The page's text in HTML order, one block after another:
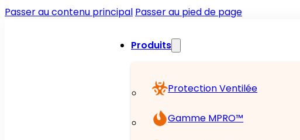
Passer au contenu principal Passer au pied de page
Produits
Protection Ventilée
Gamme MPRO™